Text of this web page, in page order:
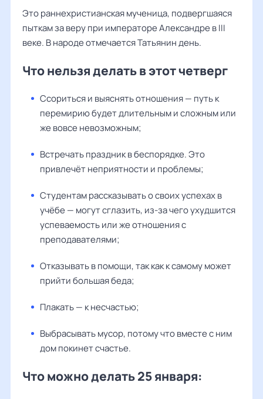
Это раннехристианская мученица, подвергшаяся
пыткам за веру при императоре Александре в III
веке. В народе отмечается Татьянин день.
Что нельзя делать в этот четверг
Ссориться и выяснять отношения — путь к
перемирию будет длительным и сложным или
же вовсе невозможным;
Встречать праздник в беспорядке. Это
привлечёт неприятности и проблемы;
Студентам рассказывать о своих успехах в
учёбе — могут сглазить, из-за чего ухудшится
успеваемость или же отношения с
преподавателями;
Отказывать в помощи, так как к самому может
прийти большая беда;
Плакать — к несчастью;
Выбрасывать мусор, потому что вместе с ним
дом покинет счастье.
Что можно делать 25 января: